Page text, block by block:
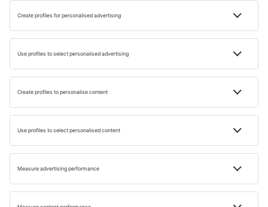
Mennyi pénz kell egy hétre Krétán?
Nehéz egyértelműen meghatározni, hogy mennyi pénzzel
készüljön egy hét krétai tartózkodásra. Sok múlik az
egyéni preferenciákon és a szabadidő eltöltésén. Átlagos
értékeket feltételezve azonban feltételezhető, hogy ez az
összeg körülbelül 600-1200 euró/fő.